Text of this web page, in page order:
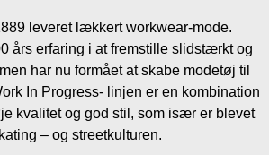
leveret lækkert workwear-mode.
års erfaring i at fremstille slidstærkt og
har nu formået at skabe modetøj til
In Progress- linjen er en kombination
kvalitet og god stil, som især er blevet
– og streetkulturen.